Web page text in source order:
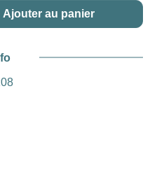
la quantité
Ajouter au panier